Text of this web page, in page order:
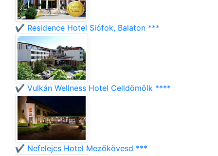
✔️ Residence Hotel Siófok, Balaton ***
✔️ Vulkán Wellness Hotel Celldömölk ****
✔️ Nefelejcs Hotel Mezőkövesd ***